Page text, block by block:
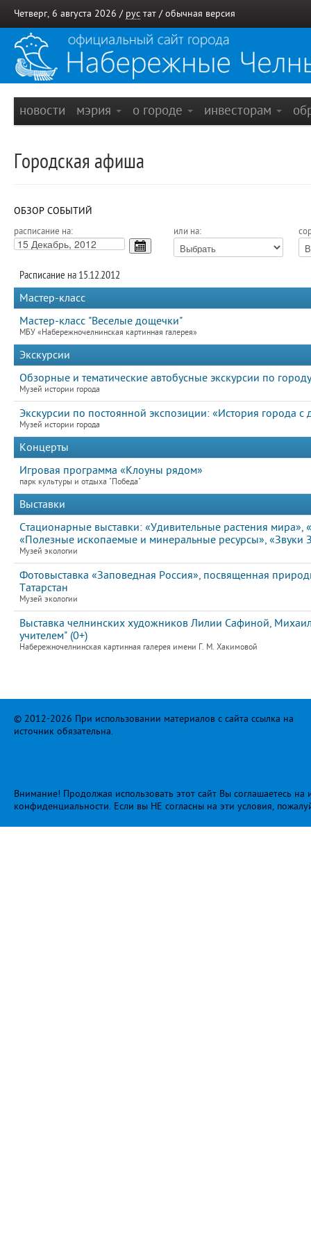
Четверг, 6 августа 2026 / рус тат / обычная версия
новости мэрия о городе инвесторам
Городская афиша
ОБЗОР СОБЫТИЙ
расписание на: или на:
Расписание на 15.12.2012
Мастер-класс
Мастер-класс "Веселые дощечки"
МБУ «Набережночелнинская картинная галерея»
Экскурсии
Обзорные и тематические автобусные экскурсии по городу
Музей истории города
Экскурсии по постоянной экспозиции: «История города
Музей истории города
Концерты
Игровая программа «Клоуны рядом»
парк культуры и отдыха "Победа"
Выставки
Стационарные выставки: «Удивительные растения
«Полезные ископаемые и минеральные ресурсы»,
Музей экологии
Фотовыставка «Заповедная Россия», посвященная
Татарстан
Музей экологии
Выставка челнинских художников Лилии Сафиной,
учителем" (0+)
Набережночелнинская картинная галерея имени Г. М. Хакимовой
© 2012-2026 При использовании материалов с сайта ссылка на
источник обязательна.
Внимание! Продолжая использовать этот сайт Вы соглашаетесь
конфиденциальности. Если вы НЕ согласны на эти условия,